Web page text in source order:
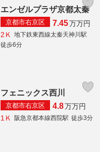
エンゼルプラザ京都太秦
京都市右京区 7.45万万円
2Ｋ
地下鉄東西線太秦天神川駅
徒歩6分
フェニックス西川
京都市右京区 4.8万万円
1Ｋ
阪急京都本線西院駅 徒歩3分